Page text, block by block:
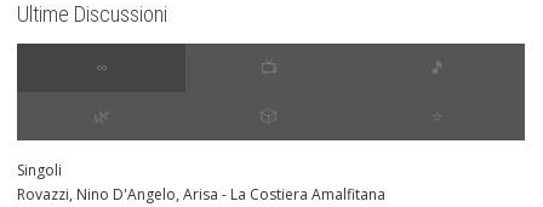
Ultime Discussioni
∞ 📺 🎵
🌿 🎲 ⭐️
Singoli
Rovazzi, Nino D'Angelo, Arisa - La Costiera Amalfitana